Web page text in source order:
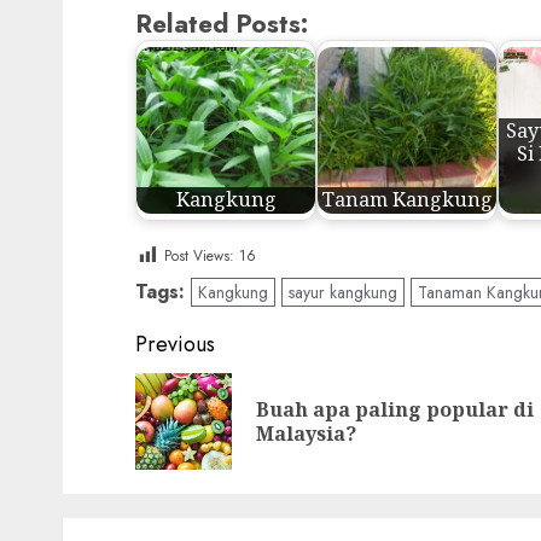
Related Posts:
Kangkung Tanam Kangkung
Si
Post Views: 16
Tags: Kangkung sayur kangkung Tanaman
Post
navigation
Previous
Buah apa paling popular di
Malaysia?